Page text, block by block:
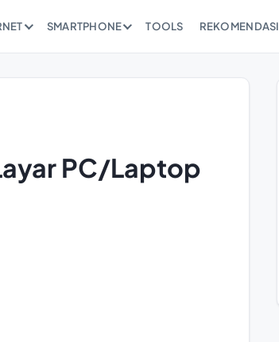
SMARTPHONE TOOLS REKOMENDASI
PC/Laptop